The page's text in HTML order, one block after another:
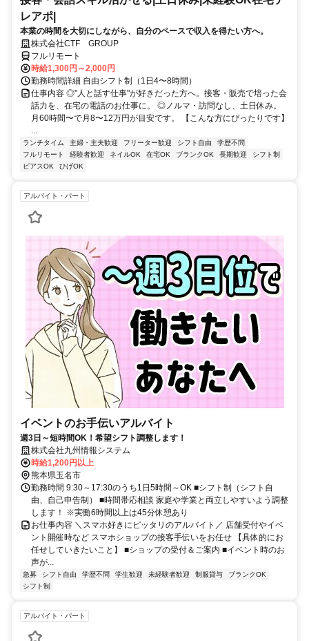
レアポ|
本業の時間を大切にしながら、自分のペースで収入を得たい方へ。
株式会社CTF GROUP
フルリモート
時給1,300円～2,000円
勤務時間詳細 自由シフト制（1日4〜8時間）
仕事内容 ◎"人と話す仕事"が好きだった方へ。接客・販売で培った会
話力を、在宅の電話のお仕事に。 ◎ノルマ・訪問なし、土日休み。
月60時間〜で月8〜12万円が目安です。 【こんな方にぴったりです】
...
ランチタイム 主婦・主夫歓迎 フリーター歓迎 シフト自由
学歴不問
フルリモート
経験者歓迎 ネイルOK 在宅OK ブランクOK 長期歓迎
シフト制
ピアスOK
ひげOK
アルバイト・パート
イベントのお手伝いアルバイト
週3日～短時間OK！希望シフト調整します！
株式会社九州情報システム
時給1,200円以上
熊本県玉名市
勤務時間 9:30～17:30のうち1日5時間～OK ■シフト制（シフト自
由、自己申告制） ■時間帯応相談 家庭や学業と両立しやすいよう調整
します！ ※実働6時間以上は45分休憩あり
お仕事内容 ＼スマホ好きにピッタリのアルバイト／ 店舗受付やイベ
ント開催時など スマホショップの接客手伝いをお任せ 【具体的にお
任せしていきたいこと】 ■ショップの受付＆ご案内 ■イベント時のお
声が...
急募 シフト自由 学歴不問 学生歓迎 未経験者歓迎 制服貸与
ブランクOK
シフト制
アルバイト・パート